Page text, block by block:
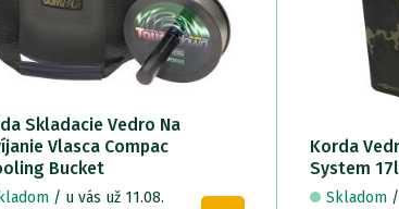
Skladacie Vedro Na
Vlasca Compac
Bucket
/ u vás už 11.08.
Korda
System 17l
Skladom